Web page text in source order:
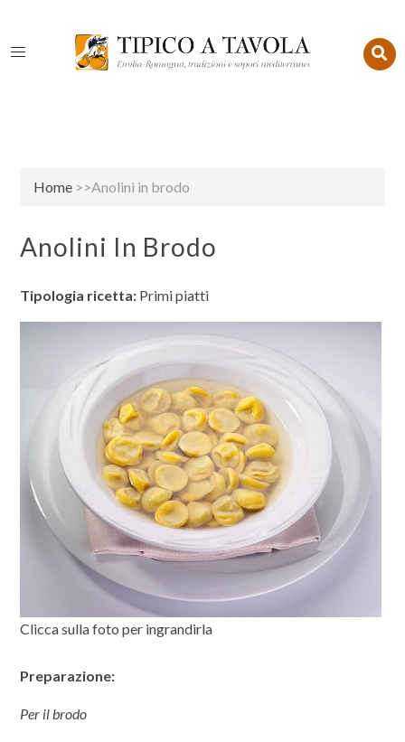
Home >>Anolini in brodo
Clicca sulla foto per ingrandirla
Anolini In Brodo
Tipologia ricetta: Primi piatti
Preparazione:
Per il brodo